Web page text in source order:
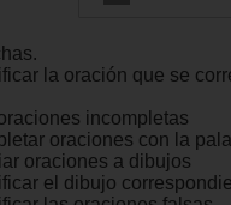
la oración que se
incompletas
oraciones con la
oraciones a dibujos
el dibujo